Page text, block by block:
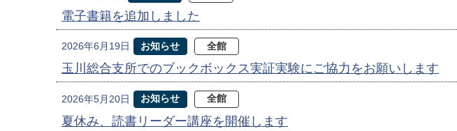
電子書籍を追加しました
2026年6月19日 お知らせ 全館
玉川総合支所でのブックボックス実証実験にご協力をお願いします
2026年5月20日 お知らせ 全館
夏休み、読書リーダー講座を開催します